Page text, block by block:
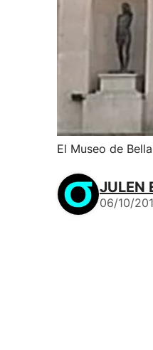
El Museo de
JULEN
06/10/